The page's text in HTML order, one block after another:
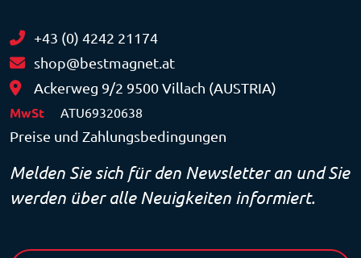
+43 (0) 4242 21174
shop@bestmagnet.at
Ackerweg 9/2 9500 Villach (AUSTRIA)
MwSt ATU69320638
Preise und Zahlungsbedingungen
Melden Sie sich für den Newsletter an und Sie
werden über alle Neuigkeiten informiert.